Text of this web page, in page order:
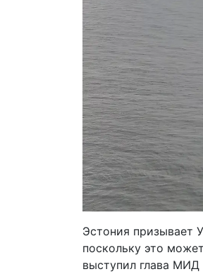
Эстония призывает
поскольку это
выступил глава МИД